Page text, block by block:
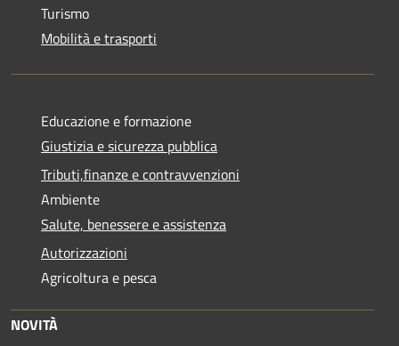
Turismo
Mobilità e trasporti
Educazione e formazione
Giustizia e sicurezza pubblica
Tributi,finanze e contravvenzioni
Ambiente
Salute, benessere e assistenza
Autorizzazioni
Agricoltura e pesca
NOVITÀ